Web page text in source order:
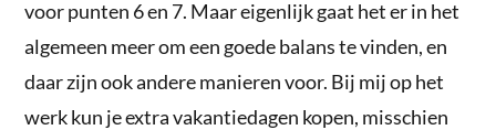
voor punten 6 en 7. Maar eigenlijk gaat het er in het
algemeen meer om een goede balans te vinden, en
daar zijn ook andere manieren voor. Bij mij op het
werk kun je extra vakantiedagen kopen, misschien